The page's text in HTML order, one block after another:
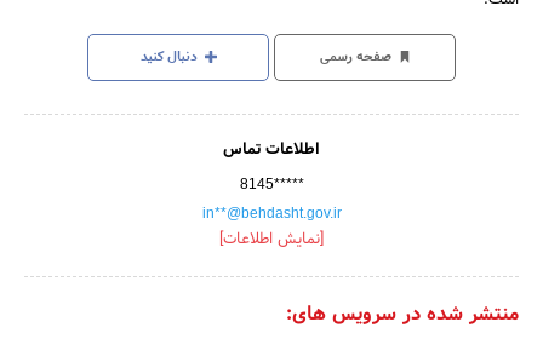
صفحه رسمی دنبال کنید
اطلاعات تماس
8145*****
in**@behdasht.gov.ir
[نمایش اطلاعات]
منتشر شده در سرویس های: